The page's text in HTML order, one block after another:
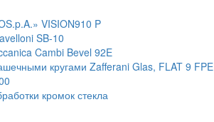
VISION910 P
SB-10
Cambi Bevel 92E
кругами Zafferani Glas, FLAT 9 FPE
кромок стекла